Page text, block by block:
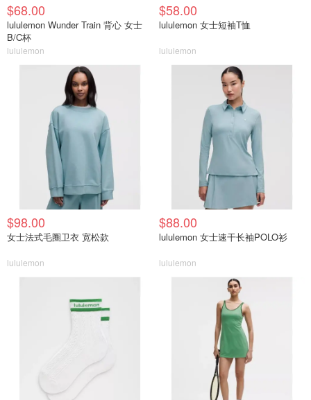
$68.00
lululemon Wunder Train 背心 女士
B/C杯
lululemon
$58.00
lululemon 女士短袖T恤
lululemon
$98.00
女士法式毛圈卫衣 宽松款
lululemon
$88.00
lululemon 女士速干长袖POLO衫
lululemon